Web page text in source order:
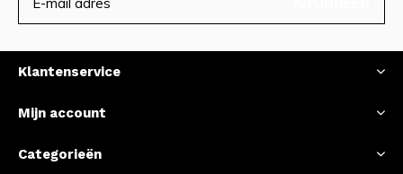
Klantenservice
Mijn account
Categorieën